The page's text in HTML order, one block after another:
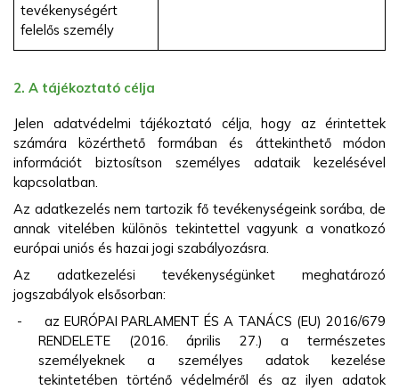
tevékenységért
felelős személy
2. A tájékoztató célja
Jelen adatvédelmi tájékoztató célja, hogy az érintettek
számára közérthető formában és áttekinthető módon
információt biztosítson személyes adataik kezelésével
kapcsolatban.
Az adatkezelés nem tartozik fő tevékenységeink sorába, de
annak vitelében különös tekintettel vagyunk a vonatkozó
európai uniós és hazai jogi szabályozásra.
Az adatkezelési tevékenységünket meghatározó
jogszabályok elsősorban:
- az EURÓPAI PARLAMENT ÉS A TANÁCS (EU) 2016/679
RENDELETE (2016. április 27.) a természetes
személyeknek a személyes adatok kezelése
tekintetében történő védelméről és az ilyen adatok